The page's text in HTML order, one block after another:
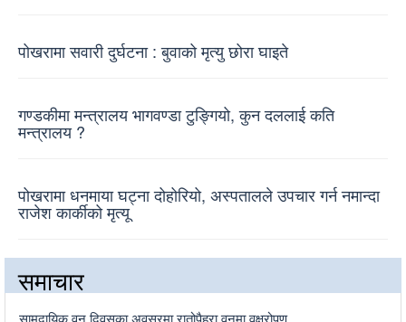
पोखरामा सवारी दुर्घटना : बुवाको मृत्यु छोरा घाइते
गण्डकीमा मन्त्रालय भागवण्डा टुङ्गियो, कुन दललाई कति
मन्त्रालय ?
पोखरामा धनमाया घट्ना दोहोरियो, अस्पतालले उपचार गर्न नमान्दा
राजेश कार्कीको मृत्यू
समाचार
सामुदायिक वन दिवसका अवसरमा रातोपैह्रा वनमा वृक्षरोपण